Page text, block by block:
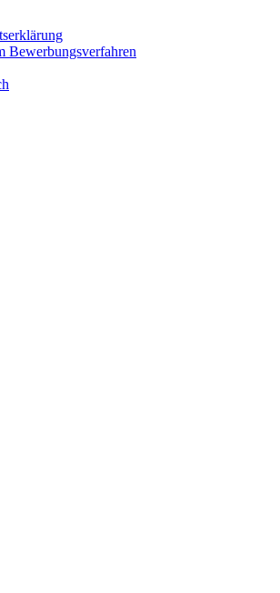
Bewerbungsverfahren